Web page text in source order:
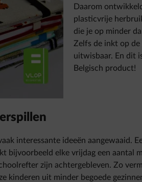
Daarom
plasticvrije
die je op minder
Zelfs de inkt op
uitwisbaar. En dit
Belgisch product!
interessante ideeën aangewaaid.
bijvoorbeeld elke vrijdag een aantal
zijn achtergebleven. Zo
kinderen uit minder begoede